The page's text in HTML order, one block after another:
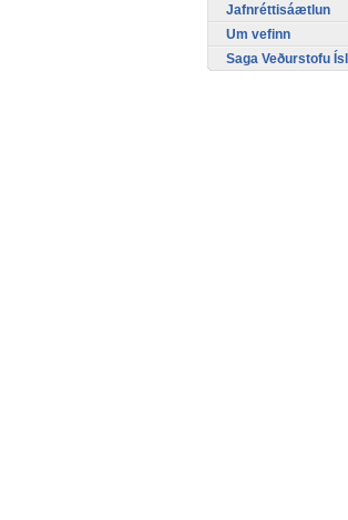
Jafnréttisáætlun
Um vefinn
Saga Veðurstofu